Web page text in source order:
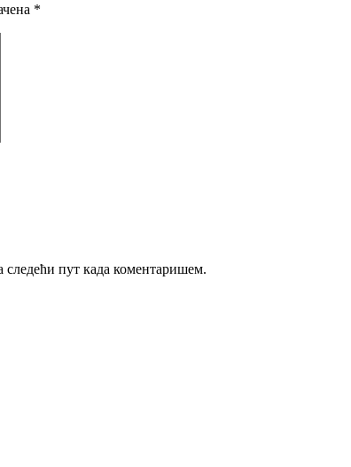
*
следећи пут када коментаришем.